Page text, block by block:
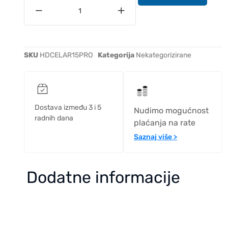
SKU HDCELAR15PRO Kategorija Nekategorizirane
Dostava između 3 i 5
radnih dana
Nudimo mogućnost
plaćanja na rate
Saznaj više >
Dodatne informacije